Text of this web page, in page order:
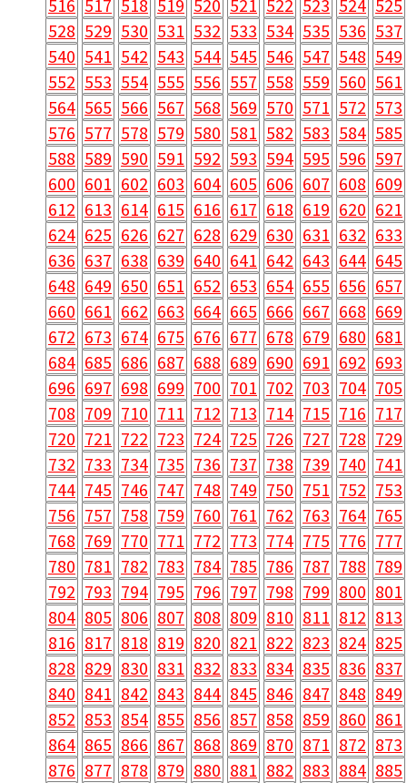
516 517 518 519 520 521 522 523 524 525
528 529 530 531 532 533 534 535 536 537
540 541 542 543 544 545 546 547 548 549
552 553 554 555 556 557 558 559 560 561
564 565 566 567 568 569 570 571 572 573
576 577 578 579 580 581 582 583 584 585
588 589 590 591 592 593 594 595 596 597
600 601 602 603 604 605 606 607 608 609
612 613 614 615 616 617 618 619 620 621
624 625 626 627 628 629 630 631 632 633
636 637 638 639 640 641 642 643 644 645
648 649 650 651 652 653 654 655 656 657
660 661 662 663 664 665 666 667 668 669
672 673 674 675 676 677 678 679 680 681
684 685 686 687 688 689 690 691 692 693
696 697 698 699 700 701 702 703 704 705
708 709 710 711 712 713 714 715 716 717
720 721 722 723 724 725 726 727 728 729
732 733 734 735 736 737 738 739 740 741
744 745 746 747 748 749 750 751 752 753
756 757 758 759 760 761 762 763 764 765
768 769 770 771 772 773 774 775 776 777
780 781 782 783 784 785 786 787 788 789
792 793 794 795 796 797 798 799 800 801
804 805 806 807 808 809 810 811 812 813
816 817 818 819 820 821 822 823 824 825
828 829 830 831 832 833 834 835 836 837
840 841 842 843 844 845 846 847 848 849
852 853 854 855 856 857 858 859 860 861
864 865 866 867 868 869 870 871 872 873
876 877 878 879 880 881 882 883 884 885